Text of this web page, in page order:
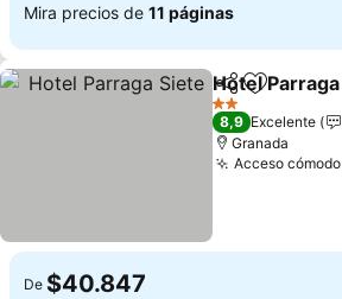
Mira precios de 11 páginas
Compartir
Agregar
Hotel
2 Estrellas
8,9 Excelente
Granada
Acceso
De $40.847